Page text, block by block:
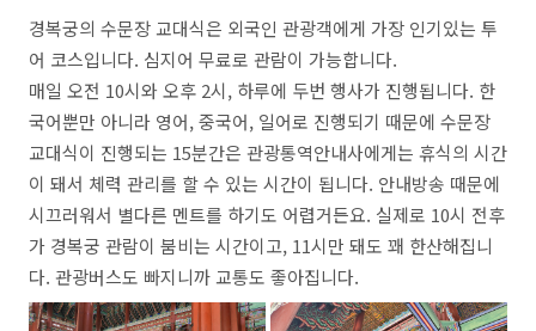
경복궁의 수문장 교대식은 외국인 관광객에게 가장 인기있는 투
어 코스입니다. 심지어 무료로 관람이 가능합니다.
매일 오전 10시와 오후 2시, 하루에 두번 행사가 진행됩니다. 한
국어뿐만 아니라 영어, 중국어, 일어로 진행되기 때문에 수문장
교대식이 진행되는 15분간은 관광통역안내사에게는 휴식의 시간
이 돼서 체력 관리를 할 수 있는 시간이 됩니다. 안내방송 때문에
시끄러워서 별다른 멘트를 하기도 어렵거든요. 실제로 10시 전후
가 경복궁 관람이 붐비는 시간이고, 11시만 돼도 꽤 한산해집니
다. 관광버스도 빠지니까 교통도 좋아집니다.